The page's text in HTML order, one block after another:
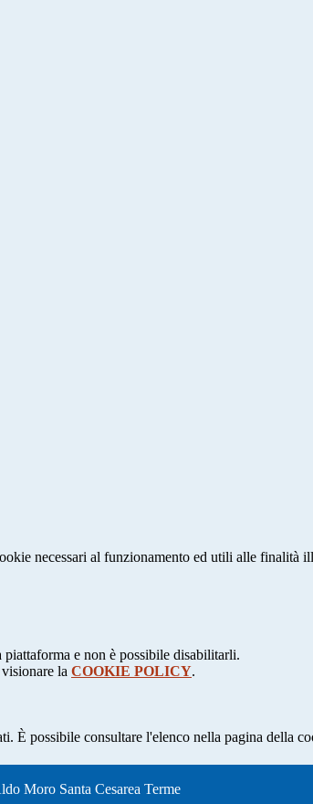
necessari al funzionamento ed utili alle finalità
e non è possibile disabilitarli.
la COOKIE POLICY.
È possibile consultare l'elenco nella pagina della
Moro Santa Cesarea Terme